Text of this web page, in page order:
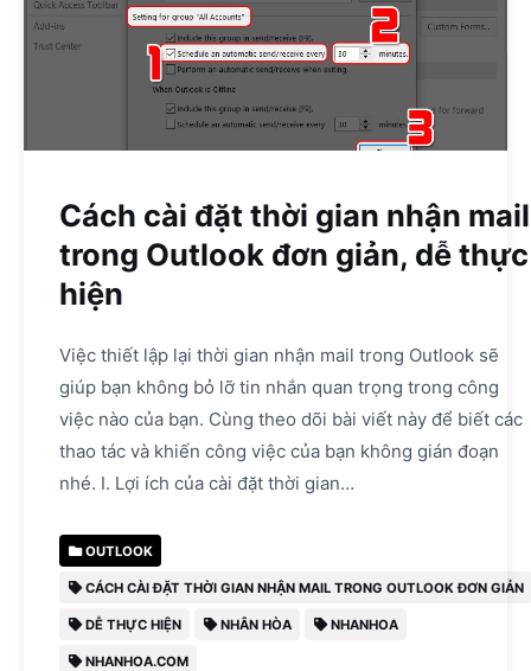
Cách cài đặt thời gian nhận mail
trong Outlook đơn giản, dễ thực
hiện
Việc thiết lập lại thời gian nhận mail trong Outlook sẽ
giúp bạn không bỏ lỡ tin nhắn quan trọng trong công
việc nào của bạn. Cùng theo dõi bài viết này để biết các
thao tác và khiến công việc của bạn không gián đoạn
nhé. I. Lợi ích của cài đặt thời gian…
OUTLOOK
CÁCH CÀI ĐẶT THỜI GIAN NHẬN MAIL TRONG OUTLOOK ĐƠN GIẢN
DỄ THỰC HIỆN NHÂN HÒA NHANHOA
NHANHOA.COM